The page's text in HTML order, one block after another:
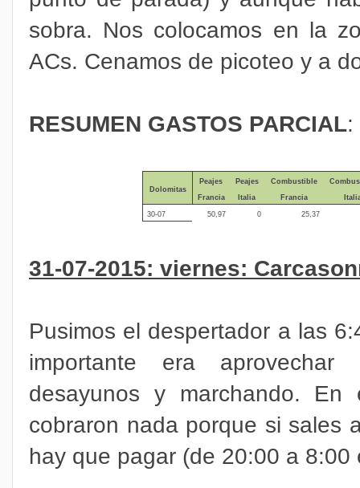
sobra. Nos colocamos en la
ACs. Cenamos de picoteo y a
RESUMEN GASTOS PARCIAL:
Dolomitas
Peajes
Francia
Peajes
Italia
Combustible
Francia
30-07 50,97 0 25,37
31-07-2015: viernes:
Pusimos el despertador a las
importante era
desayunos y marchando.
cobraron nada porque si sales
hay que pagar (de 20:00 a 8:00